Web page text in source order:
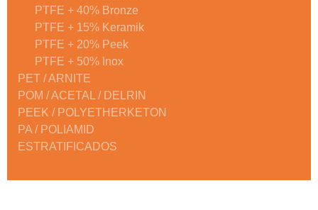
PTFE + 40% Bronze
PTFE + 15% Keramik
PTFE + 20% Peek
PTFE + 50% Inox
PET / ARNITE
POM / ACETAL / DELRIN
PEEK / POLYETHERKETON
PA / POLIAMID
ESTRATIFICADOS